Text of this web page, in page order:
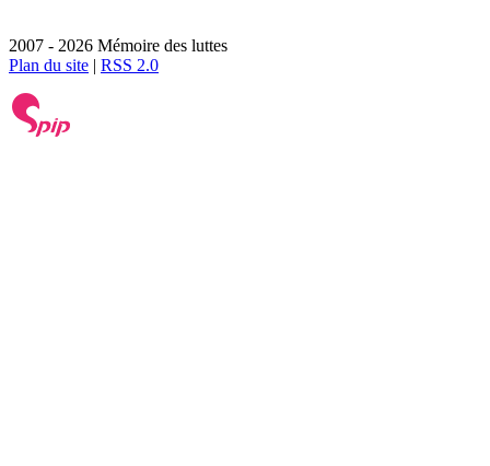
2007 - 2026 Mémoire des luttes
Plan du site | RSS 2.0